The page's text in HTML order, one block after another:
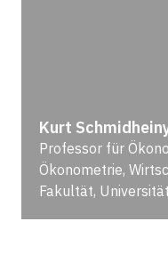
Kurt
Professor für
Ökonometrie,
Fakultät,